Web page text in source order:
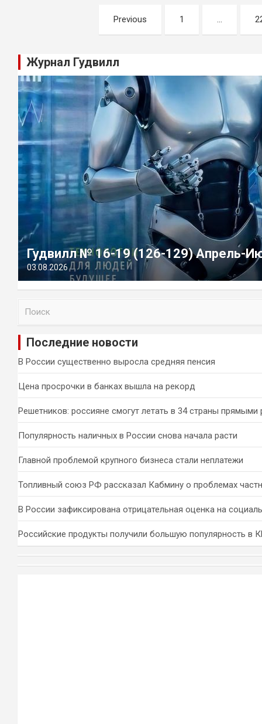
записям
Previous 1 …
Журнал Гудвилл
Гудвилл № 16-19 (126-129) Апрель-
03.08.2026
и
Последние новости
В России существенно выросла средняя пенсия
Цена просрочки в банках вышла на рекорд
Решетников: россияне смогут летать в 34 страны прямыми
Популярность наличных в России снова начала расти
Главной проблемой крупного бизнеса стали неплатежи
Топливный союз РФ рассказал Кабмину о проблемах
В России зафиксирована отрицательная оценка на
Российские продукты получили большую популярность в